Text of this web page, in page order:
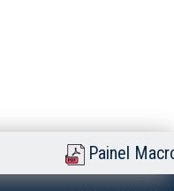
Painel